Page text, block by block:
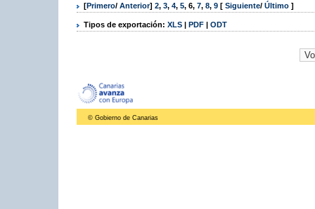
[Primero/ Anterior] 2, 3, 4, 5, 6, 7, 8, 9 [ Siguiente/ Último ]
Tipos de exportación: XLS | PDF | ODT
© Gobierno de Canarias